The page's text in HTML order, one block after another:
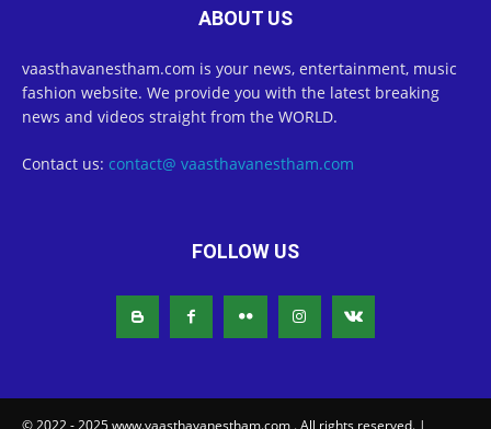
ABOUT US
vaasthavanestham.com is your news, entertainment, music
fashion website. We provide you with the latest breaking
news and videos straight from the WORLD.
Contact us: contact@ vaasthavanestham.com
FOLLOW US